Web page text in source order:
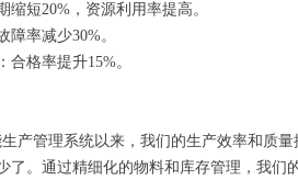
缩短20%，资源利用率提高。
障率减少30%。
合格率提升15%。
产管理系统以来，我们的生产效率和质
了。通过精细化的物料和库存管理，我们